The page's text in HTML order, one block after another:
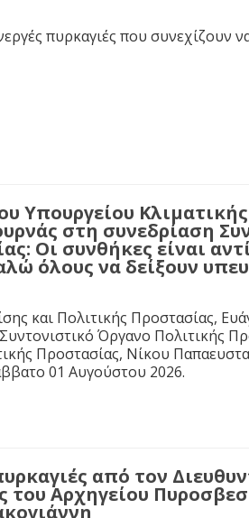
πυρκαγιές που συνεχίζουν
Υπουργείου
στη συνεδρίαση
Οι συνθήκες είναι
όλους να δείξουν
και Πολιτικής Προστασίας,
Όργανο Πολιτικής
Προστασίας, Νίκου
01 Αυγούστου 2026.
από τον
του Αρχηγείου